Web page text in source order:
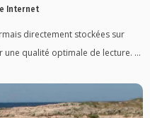
Internet
directement stockées sur
qualité optimale de lecture. ...